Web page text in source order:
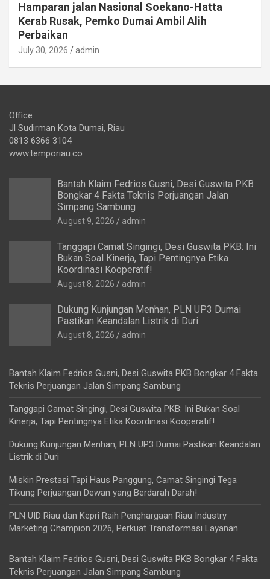
Hamparan jalan Nasional Soekano-Hatta
Kerab Rusak, Pemko Dumai Ambil Alih
Perbaikan
July 30, 2026 admin
Office :
Jl Sudirman Kota Dumai, Riau
0813 6366 3104
www.temporiau.co
Bantah Klaim Fedrios Gusni, Desi Guswita PKB
Bongkar 4 Fakta Teknis Perjuangan Jalan
Simpang Sambung
August 9, 2026 admin
Tanggapi Camat Singingi, Desi Guswita PKB: Ini
Bukan Soal Kinerja, Tapi Pentingnya Etika
Koordinasi Kooperatif!
August 8, 2026 admin
Dukung Kunjungan Menhan, PLN UP3 Dumai
Pastikan Keandalan Listrik di Duri
August 8, 2026 admin
Bantah Klaim Fedrios Gusni, Desi Guswita PKB Bongkar 4 Fakta
Teknis Perjuangan Jalan Simpang Sambung
Tanggapi Camat Singingi, Desi Guswita PKB: Ini Bukan Soal
Kinerja, Tapi Pentingnya Etika Koordinasi Kooperatif!
Dukung Kunjungan Menhan, PLN UP3 Dumai Pastikan Keandalan
Listrik di Duri
Miskin Prestasi Tapi Haus Panggung, Camat Singingi Tega
Tikung Perjuangan Dewan yang Berdarah Darah!
PLN UID Riau dan Kepri Raih Penghargaan Riau Industry
Marketing Champion 2026, Perkuat Transformasi Layanan
Bantah Klaim Fedrios Gusni, Desi Guswita PKB Bongkar 4 Fakta
Teknis Perjuangan Jalan Simpang Sambung